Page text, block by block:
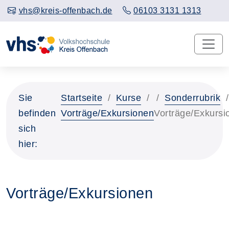
vhs@kreis-offenbach.de 06103 3131 1313
Sie
befinden
sich
hier:
Startseite
Kurse
Vorträge/Exkursionen
Sonderrubrik
Vorträge/
Vorträge/Exkursionen